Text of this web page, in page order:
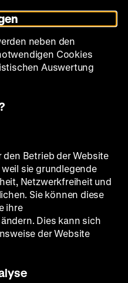
- 00.00 Uhr
Vadis
Vadis
2014, R: Kim Jae-hwan,
21 Uhr Südkorea ist das
dem der
Ausmaß Fuß
der Bevölkerung, die
neben den
Cookies
Auswertung
Betrieb der Website
sie grundlegende
Netzwerkfreiheit und
Sie können diese
ihre
Dies kann sich
der Website